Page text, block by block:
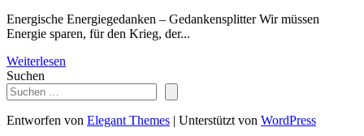
Energische Energiegedanken – Gedankensplitter Wir müssen
Energie sparen, für den Krieg, der...
Weiterlesen
Suchen
Entworfen von Elegant Themes | Unterstützt von WordPress